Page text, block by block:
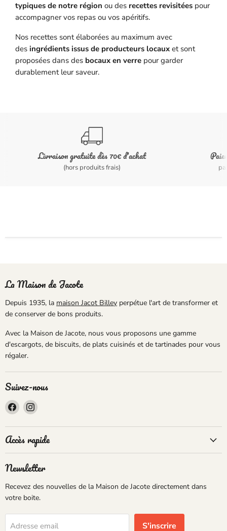
typiques de notre région ou des recettes revisitées pour
accompagner vos repas ou vos apéritifs.
Nos recettes sont élaborées au maximum avec
des ingrédients issus de producteurs locaux et sont
proposées dans des bocaux en verre pour garder
durablement leur saveur.
Livraison gratuite dès 70€ d'achat
(hors produits frais)
La Maison de Jacote
Depuis 1935, la maison Jacot Billey perpétue l'art de transformer et
de conserver de bons produits.
Avec la Maison de Jacote, nous vous proposons une gamme
d'escargots, de biscuits, de plats cuisinés et de tartinades pour vous
régaler.
Suivez-nous
Trouvez-
nous
sur
Facebook
Trouvez-
sur
Instagram
Accès rapide
Newsletter
Recevez des nouvelles de la Maison de Jacote directement dans
votre boite.
Adresse email S'inscrire